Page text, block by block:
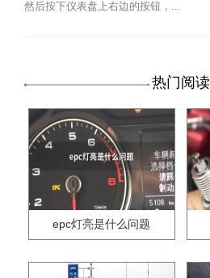
然后按下仪表盘上右边的按钮，...
热门阅读
epc灯亮是什么问题